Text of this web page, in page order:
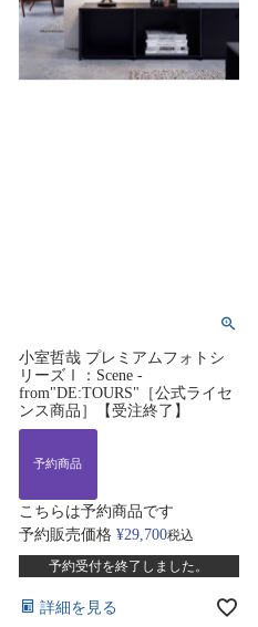
小室哲哉 プレミアムフォトシ
リーズⅠ：Scene -
from"DE:TOURS"［公式ライセ
ンス商品］【受注終了】
予約商品
こちらは予約商品です
予約販売価格 ¥29,700税込
予約受付を終了しました。
詳細を見る